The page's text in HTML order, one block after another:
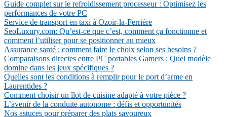
Guide complet sur le refroidissement processeur : Optimisez les
performances de votre PC
Service de transport en taxi à Ozoir-la-Ferrière
SeoLuxury.com: Qu’est-ce que c’est, comment ça fonctionne et
comment l’utiliser pour se positionner au mieux
Assurance santé : comment faire le choix selon ses besoins ?
Comparaisons directes entre PC portables Gamers : Quel modèle
domine dans les jeux spécifiques ?
Quelles sont les conditions à remplir pour le port d’arme en
Laurentides ?
Comment choisir un îlot de cuisine adapté à votre pièce ?
L’avenir de la conduite autonome : défis et opportunités
Nos astuces pour préparer des plats savoureux